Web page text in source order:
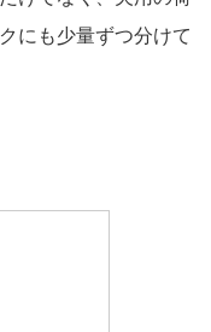
にも少量ずつ分けて